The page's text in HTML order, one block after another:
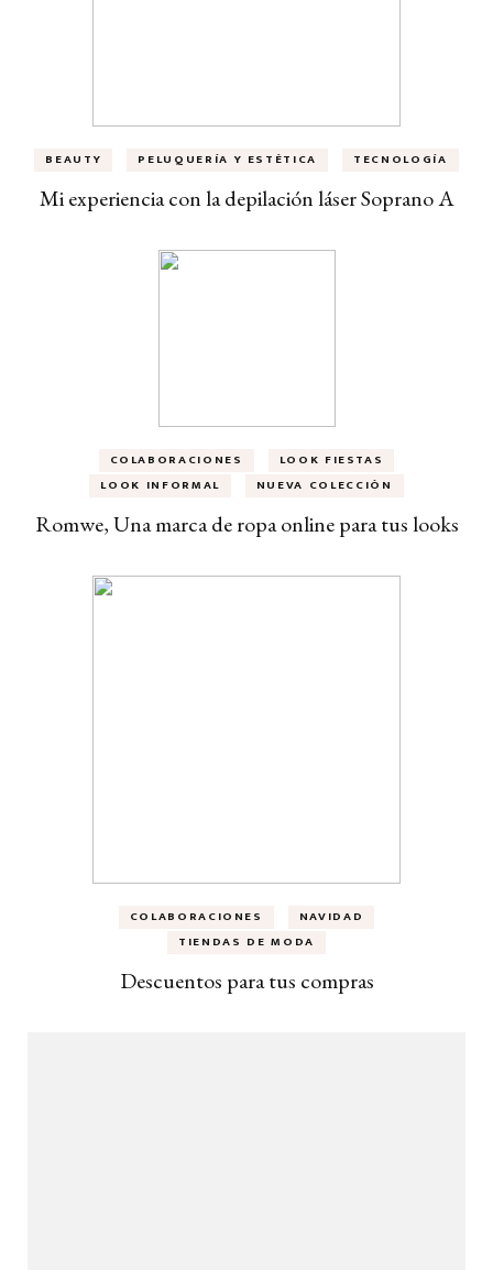
BEAUTY PELUQUERÍA Y ESTÉTICA TECNOLOGÍA
Mi experiencia con la depilación láser Soprano A
COLABORACIONES
LOOK FIESTAS
LOOK INFORMAL
NUEVA COLECCIÓN
Romwe, Una marca de ropa online para tus looks
COLABORACIONES
NAVIDAD
TIENDAS DE MODA
Descuentos para tus compras